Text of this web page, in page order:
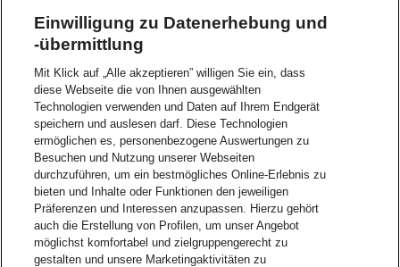
Sendungen verfolgen und Angebote erhalten
+352 691 150 021 zu Ihren Whatsapp-Kontakten hinzufügen
Schreiben Sie uns "Meine Sendung verfolgen" oder
"Angebot erhalten"
WhatsApp
Zurück nach oben
Geschäftsbedingungen
Datenschutzhinweis
Einwilligungs-
einstellungen
2026 © DHL Group - All rights
reserved
Einwilligung zu Datenerhebung und
-übermittlung
Mit Klick auf „Alle akzeptieren” willigen Sie ein, dass
diese Webseite die von Ihnen ausgewählten
Technologien verwenden und Daten auf Ihrem Endgerät
speichern und auslesen darf. Diese Technologien
ermöglichen es, personenbezogene Auswertungen zu
Besuchen und Nutzung unserer Webseiten
durchzuführen, um ein bestmögliches Online-Erlebnis zu
bieten und Inhalte oder Funktionen den jeweiligen
Präferenzen und Interessen anzupassen. Hierzu gehört
auch die Erstellung von Profilen, um unser Angebot
möglichst komfortabel und zielgruppengerecht zu
gestalten und unsere Marketingaktivitäten zu